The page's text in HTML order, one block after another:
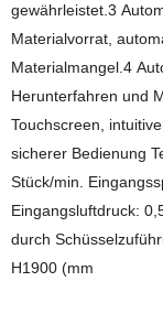
gewährleistet.3
Materialvorrat,
Materialmangel.4
Herunterfahren und
Touchscreen,
sicherer Bedienung
Stück/min.
Eingangsluftdruck:
durch
H1900 (mm